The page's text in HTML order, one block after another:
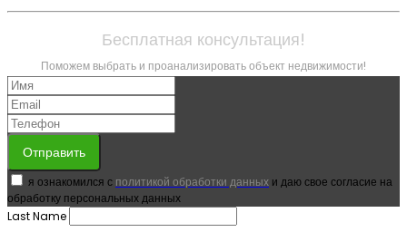
Бесплатная консультация!
Поможем выбрать и проанализировать объект недвижимости!
Отправить
я ознакомился с политикой обработки данных и даю свое согласие на
обработку персональных данных
Last Name